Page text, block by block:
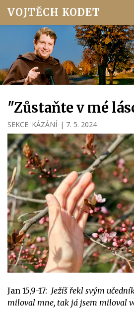
VOJTĚCH KODET
"Zůstaňte v mé
SEKCE: KÁZÁNÍ | 7. 5. 2024
Jan 15,9-17: Ježíš řekl svým
miloval mne, tak já jsem miloval